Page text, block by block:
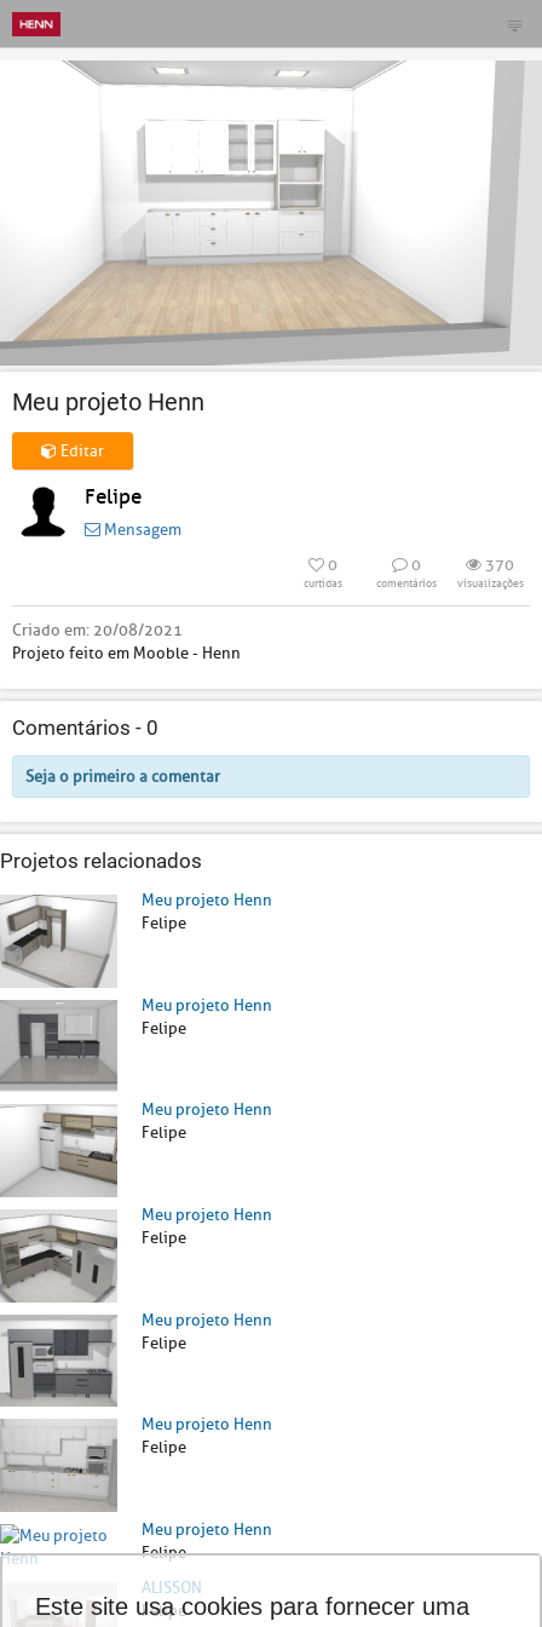
Meu projeto Henn
Editar
Felipe
Mensagem
0
curtidas
0
comentários
370
visualizações
Criado em: 20/08/2021
Projeto feito em Mooble - Henn
Comentários - 0
Seja o primeiro a comentar
Projetos relacionados
Meu projeto Henn
Felipe
Meu projeto Henn
Felipe
Meu projeto Henn
Felipe
Meu projeto Henn
Felipe
Meu projeto Henn
Felipe
Meu projeto Henn
Felipe
Meu projeto Henn
Felipe
ALISSON
Felipe
Este site usa cookies para fornecer uma